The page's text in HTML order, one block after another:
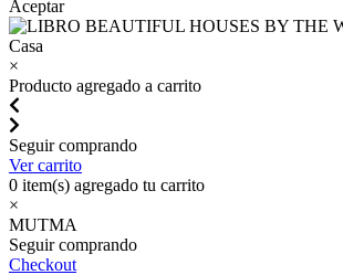
Aceptar
×
Producto agregado a carrito
Seguir comprando
Ver carrito
0 item(s) agregado tu carrito
×
MUTMA
Seguir comprando
Checkout